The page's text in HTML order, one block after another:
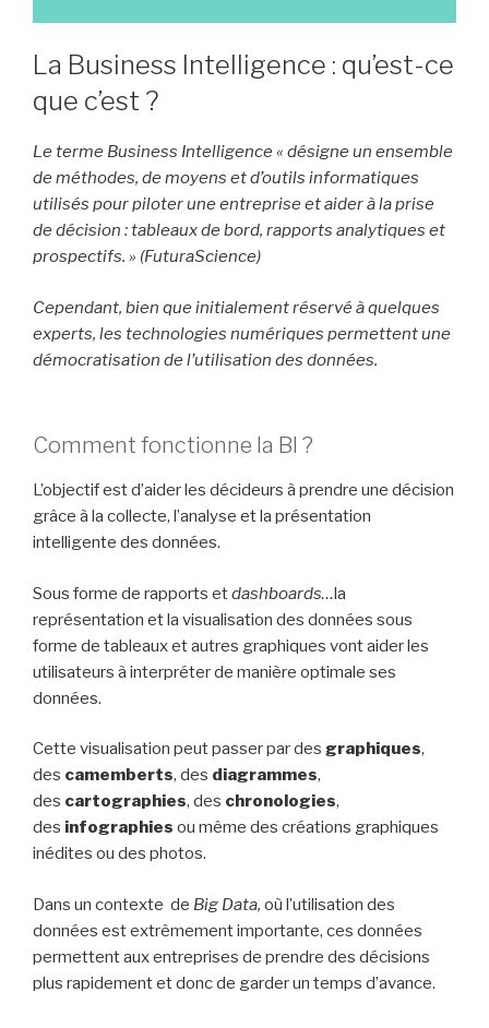
La Business Intelligence : qu’est-ce
que c’est ?
Le terme Business Intelligence « désigne un ensemble
de méthodes, de moyens et d’outils informatiques
utilisés pour piloter une entreprise et aider à la prise
de décision : tableaux de bord, rapports analytiques et
prospectifs. » (FuturaScience)
Cependant, bien que initialement réservé à quelques
experts, les technologies numériques permettent une
démocratisation de l’utilisation des données.
Comment fonctionne la BI ?
L’objectif est d’aider les décideurs à prendre une décision
grâce à la collecte, l’analyse et la présentation
intelligente des données.
Sous forme de rapports etdashboards…la
représentation et la visualisation des données sous
forme de tableaux et autres graphiques vont aider les
utilisateurs à interpréter de manière optimale ses
données.
Cette visualisation peut passer par des graphiques,
des camemberts, des diagrammes,
des cartographies, des chronologies,
des infographies ou même des créations graphiques
inédites ou des photos.
Dans un contexte de Big Data, où l’utilisation des
données est extrêmement importante, ces données
permettent aux entreprises de prendre des décisions
plus rapidement et donc de garder un temps d’avance.